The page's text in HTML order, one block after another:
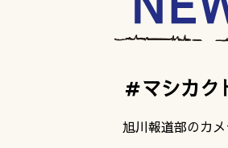
＃マシカク
旭川報道部のカ